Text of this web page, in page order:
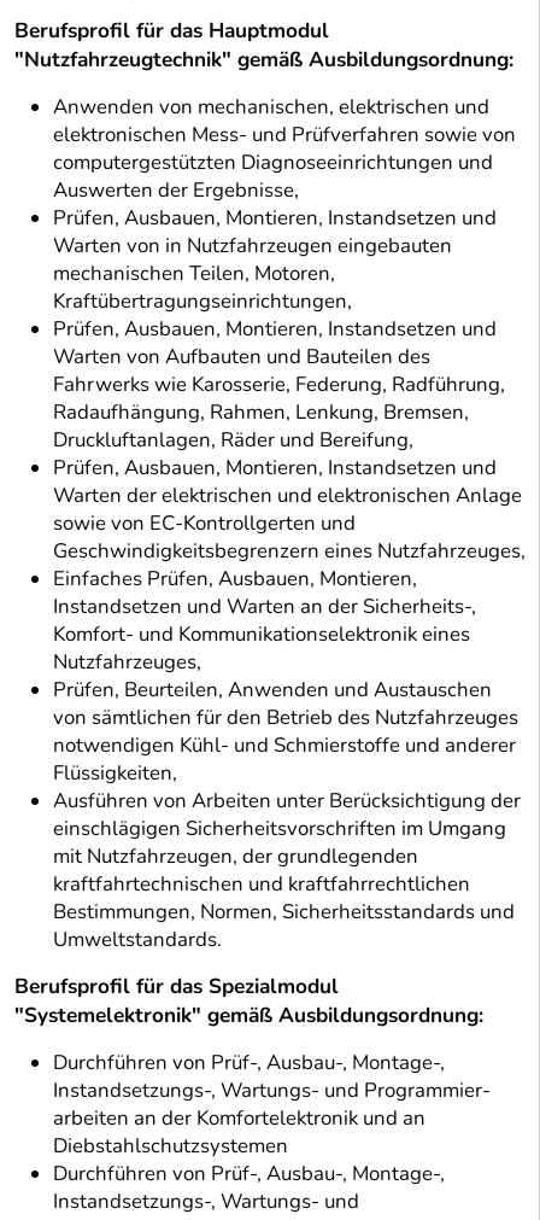
Berufsprofil für das Hauptmodul
"Nutzfahrzeugtechnik" gemäß Ausbildungsordnung:
Anwenden von mechanischen, elektrischen und
elektronischen Mess- und Prüfverfahren sowie von
computergestützten Diagnoseeinrichtungen und
Auswerten der Ergebnisse,
Prüfen, Ausbauen, Montieren, Instandsetzen und
Warten von in Nutzfahrzeugen eingebauten
mechanischen Teilen, Motoren,
Kraftübertragungseinrichtungen,
Prüfen, Ausbauen, Montieren, Instandsetzen und
Warten von Aufbauten und Bauteilen des
Fahrwerks wie Karosserie, Federung, Radführung,
Radaufhängung, Rahmen, Lenkung, Bremsen,
Druckluftanlagen, Räder und Bereifung,
Prüfen, Ausbauen, Montieren, Instandsetzen und
Warten der elektrischen und elektronischen Anlage
sowie von EC-Kontrollgerten und
Geschwindigkeitsbegrenzern eines Nutzfahrzeuges,
Einfaches Prüfen, Ausbauen, Montieren,
Instandsetzen und Warten an der Sicherheits-,
Komfort- und Kommunikationselektronik eines
Nutzfahrzeuges,
Prüfen, Beurteilen, Anwenden und Austauschen
von sämtlichen für den Betrieb des Nutzfahrzeuges
notwendigen Kühl- und Schmierstoffe und anderer
Flüssigkeiten,
Ausführen von Arbeiten unter Berücksichtigung der
einschlägigen Sicherheitsvorschriften im Umgang
mit Nutzfahrzeugen, der grundlegenden
kraftfahrtechnischen und kraftfahrrechtlichen
Bestimmungen, Normen, Sicherheitsstandards und
Umweltstandards.
Berufsprofil für das Spezialmodul
"Systemelektronik" gemäß Ausbildungsordnung:
Durchführen von Prüf-, Ausbau-, Montage-,
Instandsetzungs-, Wartungs- und Programmier-
arbeiten an der Komfortelektronik und an
Diebstahlschutzsystemen
Durchführen von Prüf-, Ausbau-, Montage-,
Instandsetzungs-, Wartungs- und